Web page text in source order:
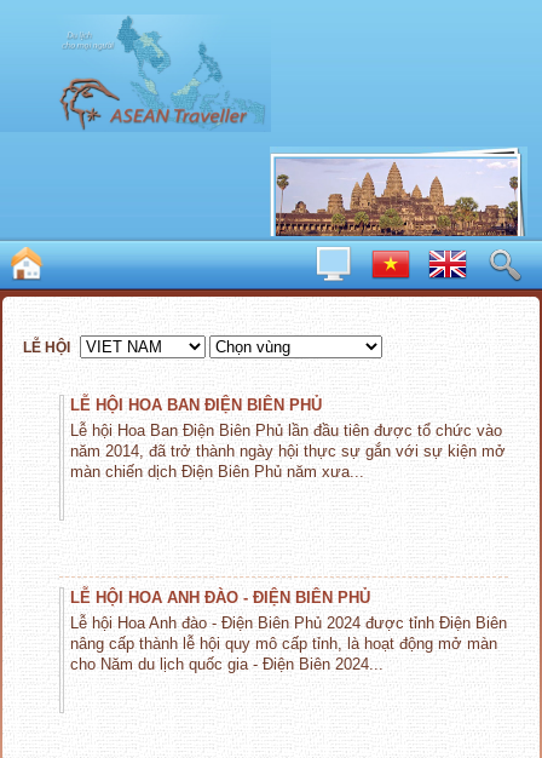
LỄ HỘI
LỄ HỘI HOA BAN ĐIỆN BIÊN PHỦ
Lễ hội Hoa Ban Điện Biên Phủ lần đầu tiên được tổ chức vào
năm 2014, đã trở thành ngày hội thực sự gắn với sự kiện mở
màn chiến dịch Điện Biên Phủ năm xưa...
LỄ HỘI HOA ANH ĐÀO - ĐIỆN BIÊN PHỦ
Lễ hội Hoa Anh đào - Điện Biên Phủ 2024 được tỉnh Điện Biên
nâng cấp thành lễ hội quy mô cấp tỉnh, là hoạt động mở màn
cho Năm du lịch quốc gia - Điện Biên 2024...